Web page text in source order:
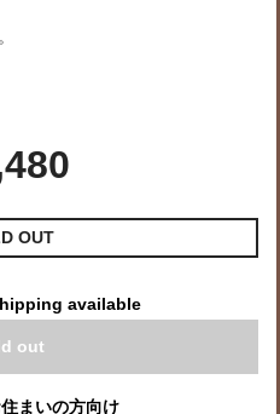
OUT
available
out
まいの方向け